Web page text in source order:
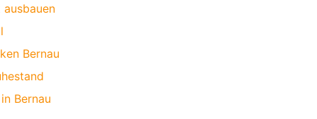
Bernau
Bernau